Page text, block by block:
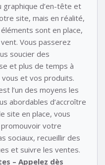
graphique d’en-tête et
site, mais en réalité,
sont en place,
Vous passerez
soucier des
et plus de temps à
et vos produits.
l’un des moyens les
abordables d’accroître
site en place, vous
promouvoir votre
sociaux, recueillir des
et suivre les ventes.
– Appelez dès